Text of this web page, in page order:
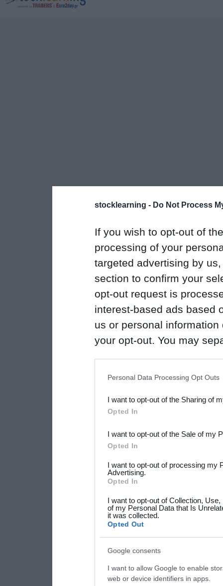
stocklearning - Do Not Process
If you wish to opt-out of
processing of your
targeted advertising by
section to confirm your
opt-out request is
interest-based ads based
us or personal
your opt-out. You may
Downstream Participants
third parties.
Please note that this
not limited to your visit or
your data for below
consent section.
Personal Data Processing Opt Outs
I want to opt-out of the Sharing of
Opted In
I want to opt-out of the Sale of my
Opted In
I want to opt-out of processing my
Advertising.
Opted In
I want to opt-out of Collection,
of my Personal Data that Is
it was collected.
Opted Out
Google consents
I want to allow Google to enable
web or device identifiers in apps.